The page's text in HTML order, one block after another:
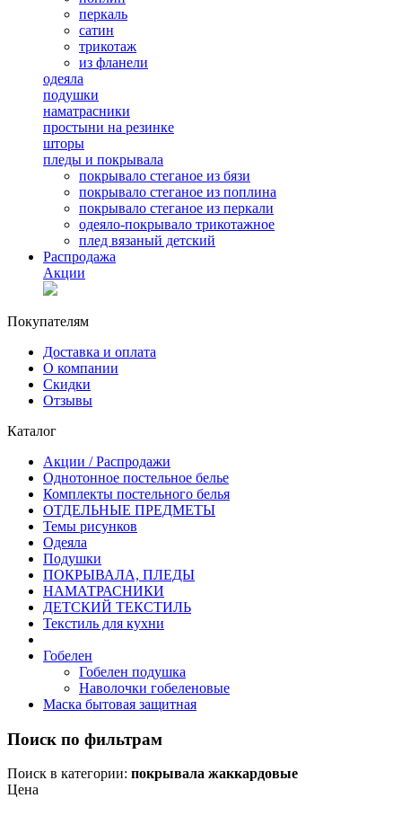
перкаль
сатин
трикотаж
из фланели
одеяла
подушки
наматрасники
простыни на резинке
шторы
пледы и покрывала
покрывало стеганое из бязи
покрывало стеганое из поплина
покрывало стеганое из перкали
одеяло-покрывало трикотажное
плед вязаный детский
Распродажа
Акции
Покупателям
Доставка и оплата
О компании
Скидки
Отзывы
Каталог
Акции / Распродажи
Однотонное постельное белье
Комплекты постельного белья
ОТДЕЛЬНЫЕ ПРЕДМЕТЫ
Темы рисунков
Одеяла
Подушки
ПОКРЫВАЛА, ПЛЕДЫ
НАМАТРАСНИКИ
ДЕТСКИЙ ТЕКСТИЛЬ
Текстиль для кухни
Гобелен
Гобелен подушка
Наволочки гобеленовые
Маска бытовая защитная
Поиск по фильтрам
Поиск в категории: покрывала жаккардовые
Цена